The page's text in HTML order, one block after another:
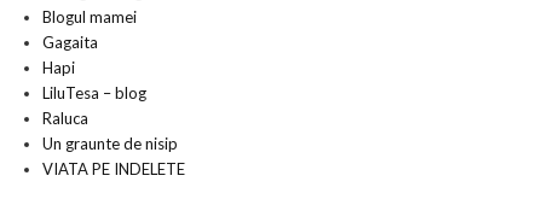
Blogul mamei
Gagaita
Hapi
LiluTesa – blog
Raluca
Un graunte de nisip
VIATA PE INDELETE